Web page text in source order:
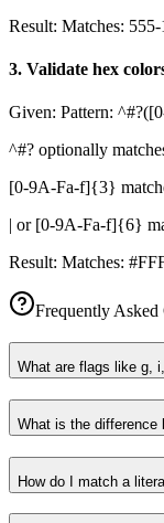
Result: Matches:
3. Validate hex
Given: Pattern:
^#? optionally
[0-9A-Fa-f]{3}
| or [0-9A-Fa-f]{6}
Result: Matches:
Frequently Asked
What are flags like g,
What is the difference
How do I match a